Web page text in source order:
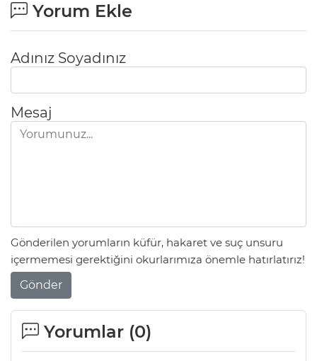
Yorum Ekle
Adınız Soyadınız
Mesaj
Gönderilen yorumların küfür, hakaret ve suç unsuru
içermemesi gerektiğini okurlarımıza önemle hatırlatırız!
Gönder
Yorumlar (0)